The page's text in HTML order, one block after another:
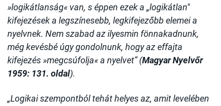
»logikátlanság« van, s éppen ezek a „logikátlan"
kifejezések a legszínesebb, legkifejezőbb elemei a
nyelvnek. Nem szabad az ilyesmin fönnakadnunk,
még kevésbé úgy gondolnunk, hogy az effajta
kifejezés »megcsúfolja« a nyelvet” (Magyar Nyelvőr
1959: 131. oldal).
„Logikai szempontból tehát helyes az, amit levelében